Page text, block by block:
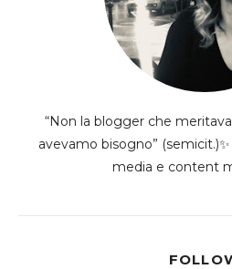
“Non la blogger che
avevamo bisogno”
media e content